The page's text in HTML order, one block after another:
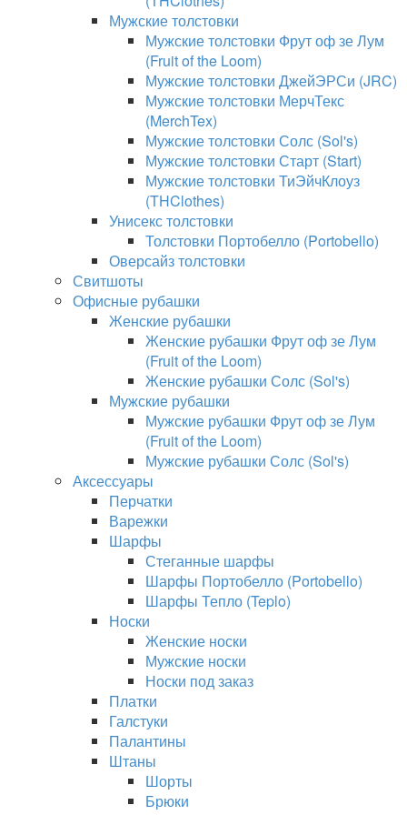
Мужские толстовки
Мужские толстовки Фрут оф зе Лум
(Fruit of the Loom)
Мужские толстовки ДжейЭРСи (JRC)
Мужские толстовки МерчТекс
(MerchTex)
Мужские толстовки Солс (Sol's)
Мужские толстовки Старт (Start)
Мужские толстовки ТиЭйчКлоуз
(THClothes)
Унисекс толстовки
Толстовки Портобелло (Portobello)
Оверсайз толстовки
Свитшоты
Офисные рубашки
Женские рубашки
Женские рубашки Фрут оф зе Лум
(Fruit of the Loom)
Женские рубашки Солс (Sol's)
Мужские рубашки
Мужские рубашки Фрут оф зе Лум
(Fruit of the Loom)
Мужские рубашки Солс (Sol's)
Аксессуары
Перчатки
Варежки
Шарфы
Стеганные шарфы
Шарфы Портобелло (Portobello)
Шарфы Тепло (Teplo)
Носки
Женские носки
Мужские носки
Носки под заказ
Платки
Галстуки
Палантины
Штаны
Шорты
Брюки